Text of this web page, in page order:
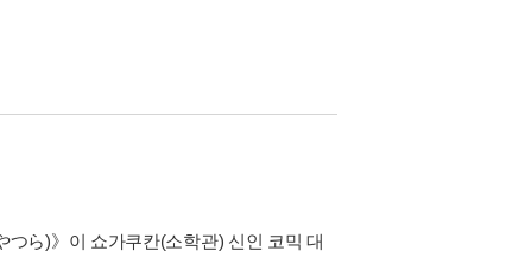
つら)》이 쇼가쿠칸(소학관) 신인 코믹 대